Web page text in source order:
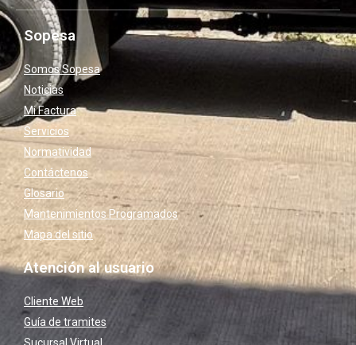
Sopesa
Somos Sopesa
Noticias
Mi Factura
Servicios
Normatividad
Contáctenos
Glosario
Mantenimientos Programados
Mapa del sitio
Atención al usuario
Cliente Web
Guía de tramites
Sucursal Virtual